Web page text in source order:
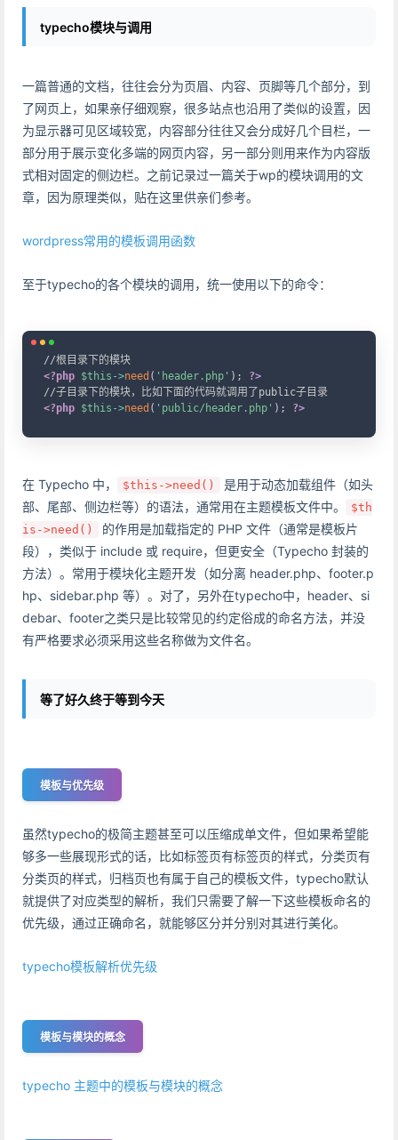
typecho模块与调用
一篇普通的文档，往往会分为页眉、内容、页脚等几个部分，到
了网页上，如果亲仔细观察，很多站点也沿用了类似的设置，因
为显示器可见区域较宽，内容部分往往又会分成好几个目栏，一
部分用于展示变化多端的网页内容，另一部分则用来作为内容版
式相对固定的侧边栏。之前记录过一篇关于wp的模块调用的文
章，因为原理类似，贴在这里供亲们参考。
wordpress常用的模板调用函数
至于typecho的各个模块的调用，统一使用以下的命令：
<?php $this ->need ( 'header.php' ) ;
?>
<?php $this ->need ( 'public/header.php' ) ; ?>
在 Typecho 中， $this->need()
是用于动态加载组件（如头
部、尾部、侧边栏等）的语法，通常用在主题模板文件中。
$th
is->need()
的作用是加载指定的 PHP 文件（通常是模板片
段），类似于 include 或 require，但更安全（Typecho 封装的
方法）。常用于模块化主题开发（如分离 header.php、footer.p
hp、sidebar.php 等）。对了，另外在typecho中，header、si
debar、footer之类只是比较常见的约定俗成的命名方法，并没
有严格要求必须采用这些名称做为文件名。
等了好久终于等到今天
模板与优先级
虽然typecho的极简主题甚至可以压缩成单文件，但如果希望能
够多一些展现形式的话，比如标签页有标签页的样式，分类页有
分类页的样式，归档页也有属于自己的模板文件，typecho默认
就提供了对应类型的解析，我们只需要了解一下这些模板命名的
优先级，通过正确命名，就能够区分并分别对其进行美化。
typecho模板解析优先级
模板与模块的概念
typecho 主题中的模板与模块的概念